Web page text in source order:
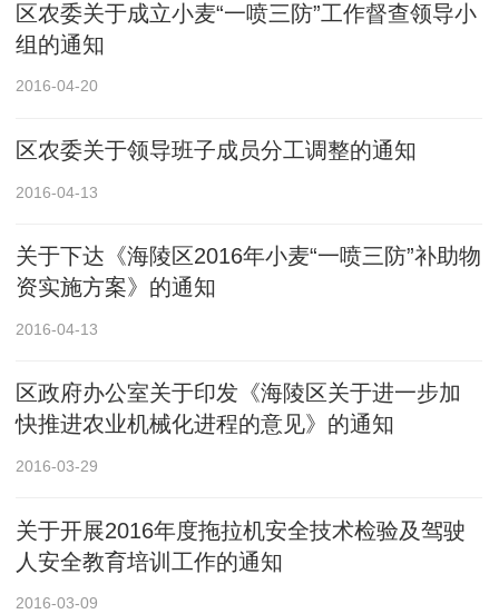
区农委关于成立小麦“一喷三防”工作督查领导小
组的通知
2016-04-20
区农委关于领导班子成员分工调整的通知
2016-04-13
关于下达《海陵区2016年小麦“一喷三防”补助物
资实施方案》的通知
2016-04-13
区政府办公室关于印发《海陵区关于进一步加
快推进农业机械化进程的意见》的通知
2016-03-29
关于开展2016年度拖拉机安全技术检验及驾驶
人安全教育培训工作的通知
2016-03-09